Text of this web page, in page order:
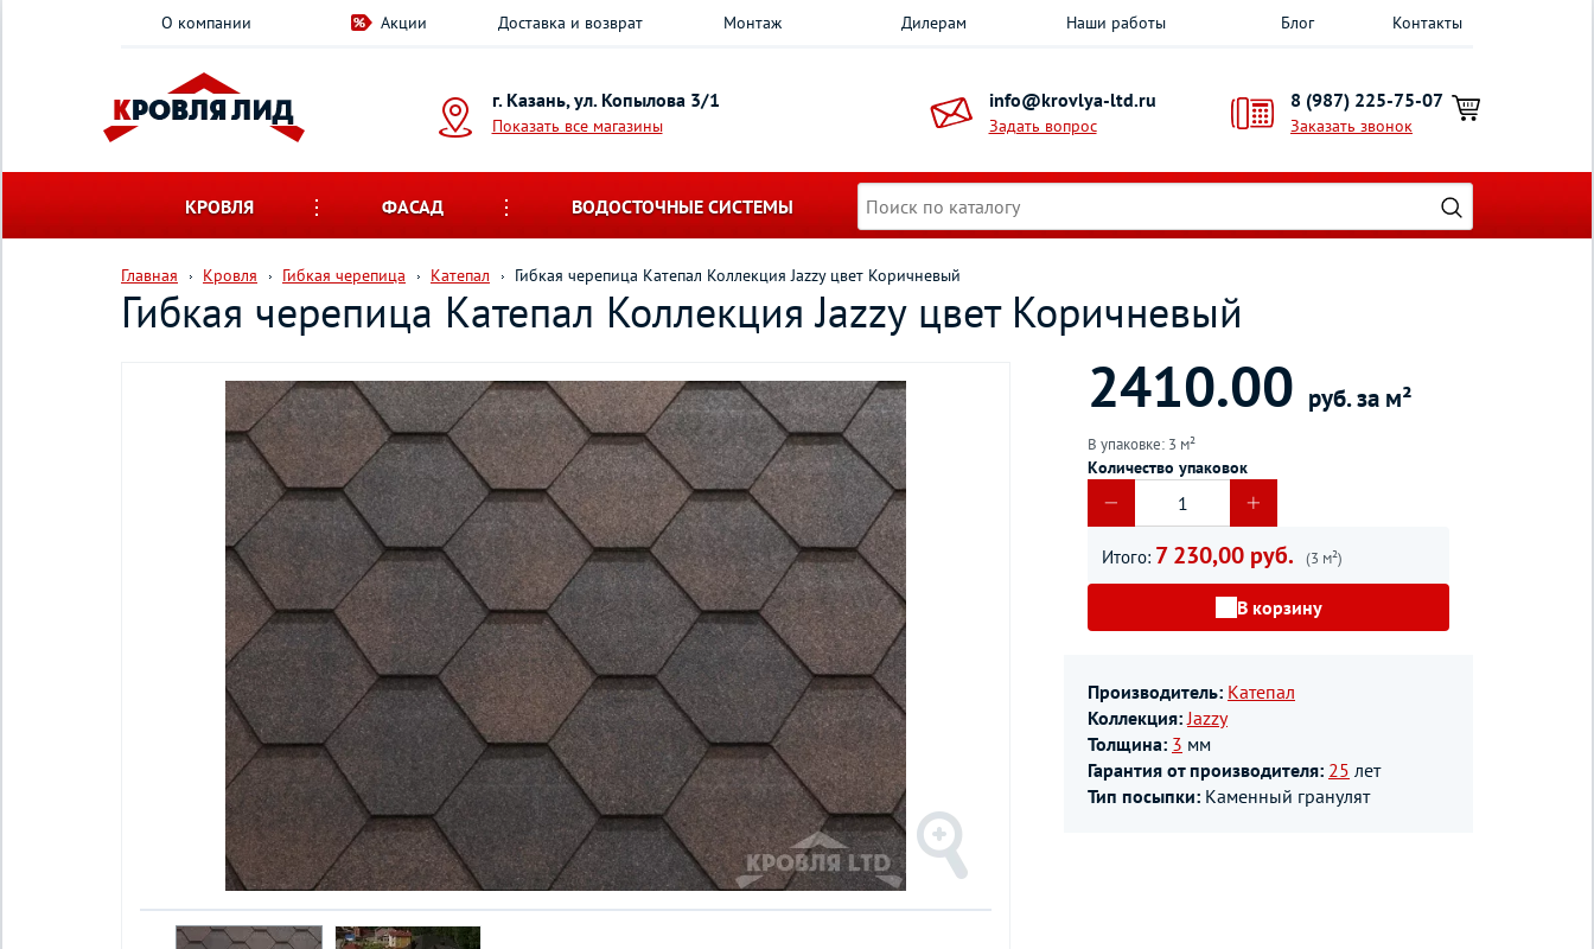
О компании Акции Доставка и возврат Монтаж Дилерам Наши работы Блог Контакты
г. Казань, ул. Копылова 3/1
Показать все магазины
info@krovlya-ltd.ru
Задать вопрос
8 (987) 225-75-07
Заказать звонок
КРОВЛЯ ФАСАД ВОДОСТОЧНЫЕ СИСТЕМЫ
Главная Кровля Гибкая черепица Катепал Гибкая черепица Катепал Коллекция Jazzy цвет Коричневый
Гибкая черепица Катепал Коллекция Jazzy цвет Коричневый
2410.00 руб. за м²
В упаковке: 3 м²
Количество упаковок
Итого: 7 230,00 руб. (3 м²)
В корзину
Производитель: Катепал
Коллекция: Jazzy
Толщина: 3 мм
Гарантия от производителя: 25 лет
Тип посыпки: Каменный гранулят